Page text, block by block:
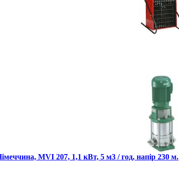
MVI 207, 1,1 кВт, 5 м3 / год, напір 230 м.